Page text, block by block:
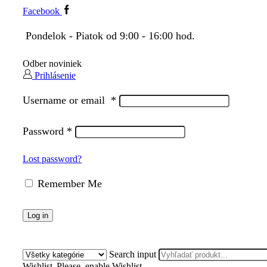
Facebook
Pondelok - Piatok od 9:00 - 16:00 hod.
Odber noviniek
Prihlásenie
Username or email *
Password *
Lost password?
Remember Me
Log in
Search input